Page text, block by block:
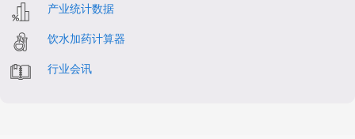
产业统计数据
饮水加药计算器
行业会讯